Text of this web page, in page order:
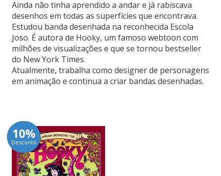
Ainda não tinha aprendido a andar e já rabiscava
desenhos em todas as superfícies que encontrava.
Estudou banda desenhada na reconhecida Escola
Joso. É autora de Hooky, um famoso webtoon com
milhões de visualizações e que se tornou bestseller
do New York Times.
Atualmente, trabalha como designer de personagens
em animação e continua a criar bandas desenhadas.
10%
Desconto